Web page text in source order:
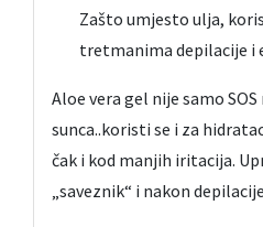
Zašto umjesto ulja,
tretmanima depilacije i
Aloe vera gel nije samo
sunca..koristi se i za
čak i kod manjih iritacija.
„saveznik“ i nakon